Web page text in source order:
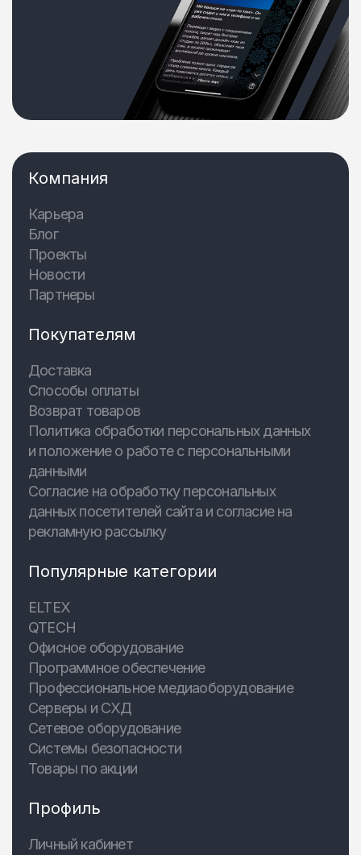
Компания
Карьера
Блог
Проекты
Новости
Партнеры
Покупателям
Доставка
Способы оплаты
Возврат товаров
Политика обработки персональных данных
и положение о работе с персональными
данными
Согласие на обработку персональных
данных посетителей сайта и согласие на
рекламную рассылку
Популярные категории
ELTEX
QTECH
Офисное оборудование
Программное обеспечение
Профессиональное медиаоборудование
Серверы и СХД
Сетевое оборудование
Системы безопасности
Товары по акции
Профиль
Личный кабинет